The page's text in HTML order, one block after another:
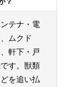
テナ・電
ムクド
軒下・戸
す。獣類
を追い払